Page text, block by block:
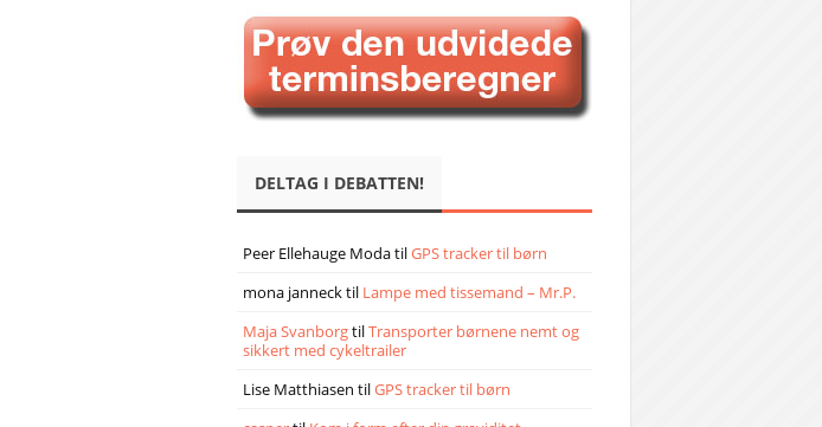
DELTAG I DEBATTEN!
Peer Ellehauge ModatilGPS tracker til børn
mona jannecktil Lampe med tissemand – Mr.P.
Maja SvanborgtilTransporter børnene nemt og
sikkert med cykeltrailer
Lise Matthiasen tilGPS tracker til børn